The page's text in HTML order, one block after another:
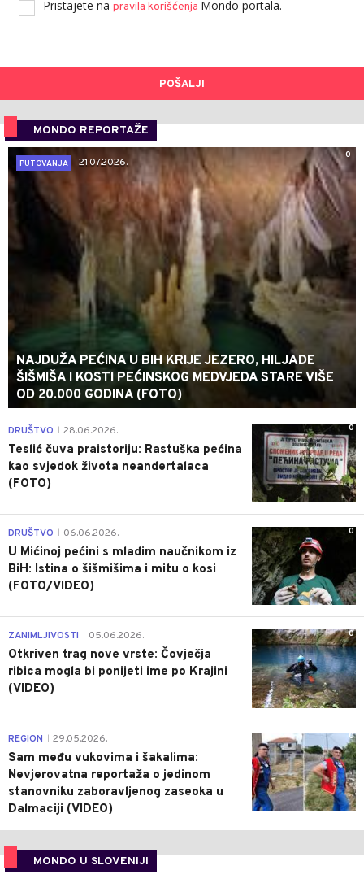
Pristajete na pravila korišćenja Mondo portala.
POŠALJI
MONDO REPORTAŽE
0
PUTOVANJA
21.07.2026.
NAJDUŽA PEĆINA U BIH KRIJE JEZERO, HILJADE
ŠIŠMIŠA I KOSTI PEĆINSKOG MEDVJEDA STARE VIŠE
OD 20.000 GODINA (FOTO)
0
DRUŠTVO 28.06.2026.
Teslić čuva praistoriju: Rastuška pećina
kao svjedok života neandertalaca
(FOTO)
0
DRUŠTVO 06.06.2026.
U Mićinoj pećini s mladim naučnikom iz
BiH: Istina o šišmišima i mitu o kosi
(FOTO/VIDEO)
0
ZANIMLJIVOSTI 05.06.2026.
Otkriven trag nove vrste: Čovječja
ribica mogla bi ponijeti ime po Krajini
(VIDEO)
0
REGION 29.05.2026.
Sam među vukovima i šakalima:
Nevjerovatna reportaža o jedinom
stanovniku zaboravljenog zaseoka u
Dalmaciji (VIDEO)
MONDO U SLOVENIJI